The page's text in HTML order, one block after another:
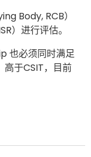
Body, RCB）
）进行评估。
也必须同时满足
高于CSIT，目前